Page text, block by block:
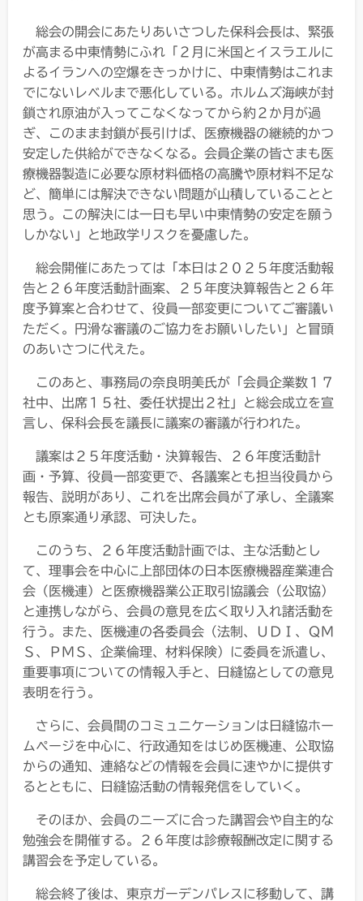
総会の開会にあたりあいさつした保科会長は、緊張
が高まる中東情勢にふれ「２月に米国とイスラエルに
よるイランへの空爆をきっかけに、中東情勢はこれま
でにないレベルまで悪化している。ホルムズ海峡が封
鎖され原油が入ってこなくなってから約２か月が過
ぎ、このまま封鎖が長引けば、医療機器の継続的かつ
安定した供給ができなくなる。会員企業の皆さまも医
療機器製造に必要な原材料価格の高騰や原材料不足な
ど、簡単には解決できない問題が山積していることと
思う。この解決には一日も早い中東情勢の安定を願う
しかない」と地政学リスクを憂慮した。
総会開催にあたっては「本日は２０２５年度活動報
告と２６年度活動計画案、２５年度決算報告と２６年
度予算案と合わせて、役員一部変更についてご審議い
ただく。円滑な審議のご協力をお願いしたい」と冒頭
のあいさつに代えた。
このあと、事務局の奈良明美氏が「会員企業数１７
社中、出席１５社、委任状提出２社」と総会成立を宣
言し、保科会長を議長に議案の審議が行われた。
議案は２５年度活動・決算報告、２６年度活動計
画・予算、役員一部変更で、各議案とも担当役員から
報告、説明があり、これを出席会員が了承し、全議案
とも原案通り承認、可決した。
このうち、２６年度活動計画では、主な活動とし
て、理事会を中心に上部団体の日本医療機器産業連合
会（医機連）と医療機器業公正取引協議会（公取協）
と連携しながら、会員の意見を広く取り入れ諸活動を
行う。また、医機連の各委員会（法制、ＵＤＩ、ＱＭ
Ｓ、ＰＭＳ、企業倫理、材料保険）に委員を派遣し、
重要事項についての情報入手と、日縫協としての意見
表明を行う。
さらに、会員間のコミュニケーションは日縫協ホー
ムページを中心に、行政通知をはじめ医機連、公取協
からの通知、連絡などの情報を会員に速やかに提供す
るとともに、日縫協活動の情報発信をしていく。
そのほか、会員のニーズに合った講習会や自主的な
勉強会を開催する。２６年度は診療報酬改定に関する
講習会を予定している。
総会終了後は、東京ガーデンパレスに移動して、講